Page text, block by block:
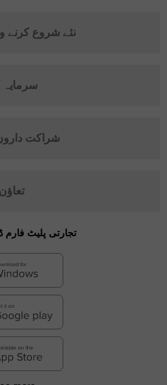
نئے شروع کرنے
سرمایہ
شراکت
تعاؤن
تجارتی پلیٹ فارم